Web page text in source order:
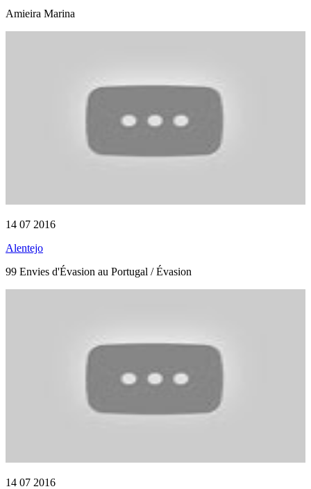
Amieira Marina
14 07 2016
Alentejo
99 Envies d'Évasion au Portugal / Évasion
14 07 2016